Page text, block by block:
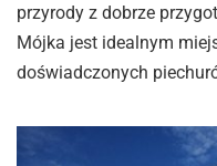
przyrody z dobrze
Mójka jest idealnym
doświadczonych